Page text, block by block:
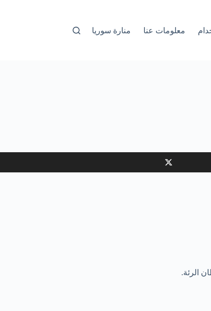
معلومات عنا منارة سوريا